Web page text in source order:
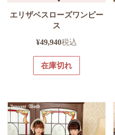
エリザベスローズワンピー
ス
¥49,940税込
在庫切れ